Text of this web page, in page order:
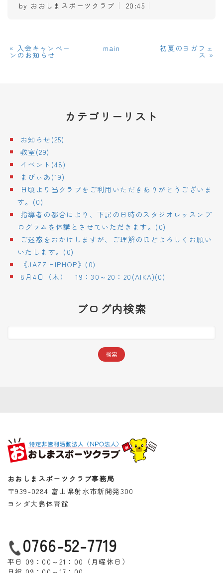
by おおしまスポーツクラブ 20:45
« 入会キャンペー
ンのお知らせ
main 初夏のヨガフェ
ス »
カテゴリーリスト
お知らせ(25)
教室(29)
イベント(48)
まびぃあ(19)
日頃より当クラブをご利用いただきありがとうございま
す。(0)
指導者の都合により、下記の日時のスタジオレッスンプ
ログラムを休講とさせていただきます。(0)
ご迷惑をおかけしますが、ご理解のほどよろしくお願い
いたします。(0)
《JAZZ HIPHOP》(0)
8月4日（木） 19：30～20：20(AIKA)(0)
ブログ内検索
おおしまスポーツクラブ事務局
〒939-0284 富山県射水市新開発300
ヨシダ大島体育館
0766-52-7719
平日 09：00～21：00（月曜休日）